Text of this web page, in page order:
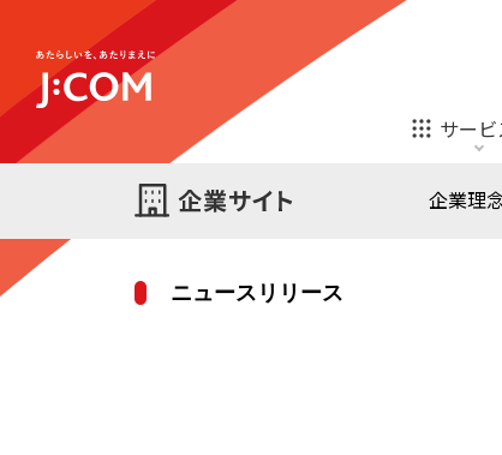
サービ
テレビ
ほけん ローン
企業理
ニュースリリース